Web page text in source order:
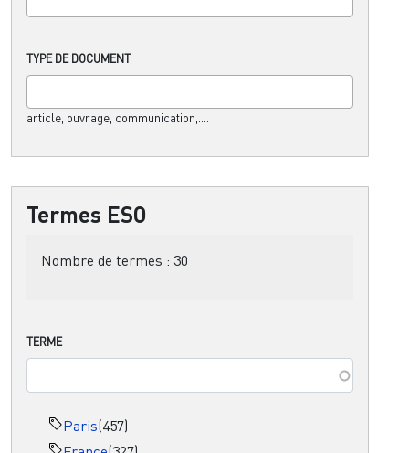
TYPE DE DOCUMENT
article, ouvrage, communication,....
Termes ESO
Nombre de termes : 30
TERME
Paris(457)